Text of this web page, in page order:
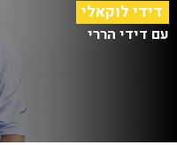
דידי לוקאלי
עם דידי הררי